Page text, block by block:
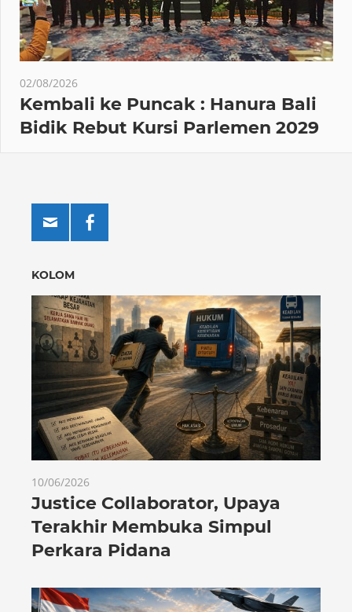
02/08/2026
Kembali ke Puncak : Hanura Bali
Bidik Rebut Kursi Parlemen 2029
KOLOM
10/06/2026
Justice Collaborator, Upaya
Terakhir Membuka Simpul
Perkara Pidana